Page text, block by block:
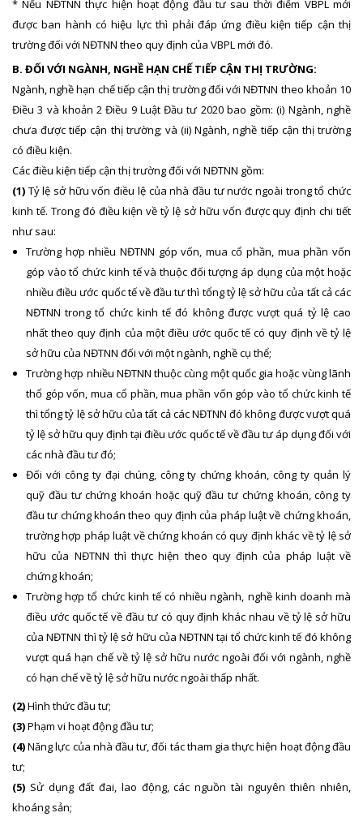
* Nếu NĐTNN thực hiện hoạt động đầu tư sau thời điểm VBPL mới
được ban hành có hiệu lực thì phải đáp ứng điều kiện tiếp cận thị
trường đối với NĐTNN theo quy định của VBPL mới đó.
B. ĐỐI VỚI NGÀNH, NGHỀ HẠN CHẾ TIẾP CẬN THỊ TRƯỜNG:
Ngành, nghề hạn chế tiếp cận thị trường đối với NĐTNN theo khoản 10
Điều 3 và khoản 2 Điều 9 Luật Đầu tư 2020 bao gồm: (i) Ngành, nghề
chưa được tiếp cận thị trường; và (ii) Ngành, nghề tiếp cận thị trường
có điều kiện.
Các điều kiện tiếp cận thị trường đối với NĐTNN gồm:
(1) Tỷ lệ sở hữu vốn điều lệ của nhà đầu tư nước ngoài trong tổ chức
kinh tế. Trong đó điều kiện về tỷ lệ sở hữu vốn được quy định chi tiết
như sau:
Trường hợp nhiều NĐTNN góp vốn, mua cổ phần, mua phần vốn
góp vào tổ chức kinh tế và thuộc đối tượng áp dụng của một hoặc
nhiều điều ước quốc tế về đầu tư thì tổng tỷ lệ sở hữu của tất cả các
NĐTNN trong tổ chức kinh tế đó không được vượt quá tỷ lệ cao
nhất theo quy định của một điều ước quốc tế có quy định về tỷ lệ
sở hữu của NĐTNN đối với một ngành, nghề cụ thể;
Trường hợp nhiều NĐTNN thuộc cùng một quốc gia hoặc vùng lãnh
thổ góp vốn, mua cổ phần, mua phần vốn góp vào tổ chức kinh tế
thì tổng tỷ lệ sở hữu của tất cả các NĐTNN đó không được vượt quá
tỷ lệ sở hữu quy định tại điều ước quốc tế về đầu tư áp dụng đối với
các nhà đầu tư đó;
Đối với công ty đại chúng, công ty chứng khoán, công ty quản lý
quỹ đầu tư chứng khoán hoặc quỹ đầu tư chứng khoán, công ty
đầu tư chứng khoán theo quy định của pháp luật về chứng khoán,
trường hợp pháp luật về chứng khoán có quy định khác về tỷ lệ sở
hữu của NĐTNN thì thực hiện theo quy định của pháp luật về
chứng khoán;
Trường hợp tổ chức kinh tế có nhiều ngành, nghề kinh doanh mà
điều ước quốc tế về đầu tư có quy định khác nhau về tỷ lệ sở hữu
của NĐTNN thì tỷ lệ sở hữu của NĐTNN tại tổ chức kinh tế đó không
vượt quá hạn chế về tỷ lệ sở hữu nước ngoài đối với ngành, nghề
có hạn chế về tỷ lệ sở hữu nước ngoài thấp nhất.
(2)Hình thức đầu tư;
(3)Phạm vi hoạt động đầu tư;
(4)Năng lực của nhà đầu tư, đối tác tham gia thực hiện hoạt động đầu
tư;
(5) Sử dụng đất đai, lao động, các nguồn tài nguyên thiên nhiên,
khoáng sản;